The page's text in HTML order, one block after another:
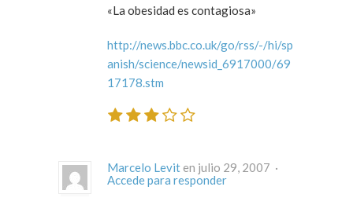
«La obesidad es contagiosa»
http://news.bbc.co.uk/go/rss/-/hi/sp
anish/science/newsid_6917000/69
17178.stm
Marcelo Levit
en julio 29, 2007 ·
Accede para responder